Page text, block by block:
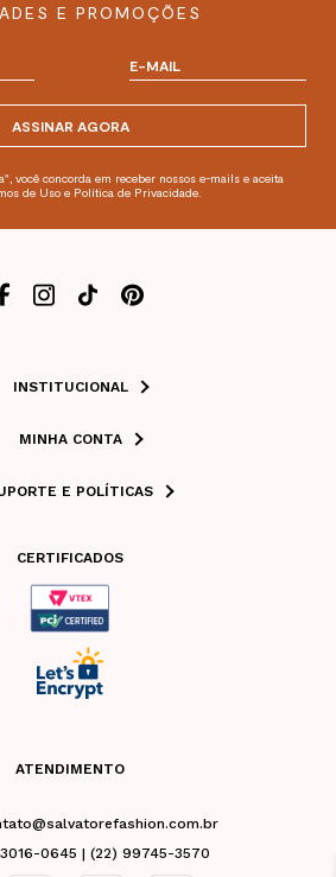
E PROMOÇÕES
ASSINAR AGORA
você concorda em receber nossos e-mails e aceita
de Uso e Política de Privacidade.
INSTITUCIONAL
MINHA CONTA
E POLÍTICAS
CERTIFICADOS
ATENDIMENTO
3016-0645 | (22) 99745-3570